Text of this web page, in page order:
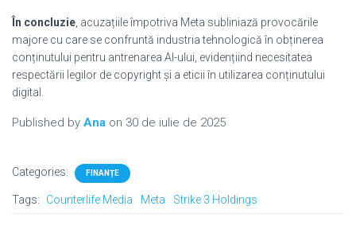
În concluzie , acuzațiile împotriva Meta subliniază provocările
majore cu care se confruntă industria tehnologică în obținerea
conținutului pentru antrenarea AI-ului, evidențiind necesitatea
respectării legilor de copyright și a eticii în utilizarea conținutului
digital.
Published by Ana on 30 de iulie de 2025
Categories: FINANȚE
Tags: Counterlife Media Meta Strike 3 Holdings